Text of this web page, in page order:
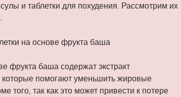
и таблетки для похудения. Рассмотрим их
на основе фрукта баша
фрукта баша содержат экстракт
которые помогают уменьшить жировые
того, так как это может привести к потере